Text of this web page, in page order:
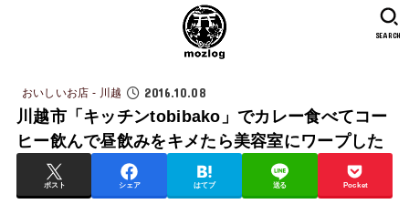
SEARCH
おいしいお店 - 川越 2016.10.08
川越市「キッチンtobibako」でカレー食べてコー
ヒー飲んで昼飲みをキメたら美容室にワープした
ポスト シェア はてブ 送る Pocket